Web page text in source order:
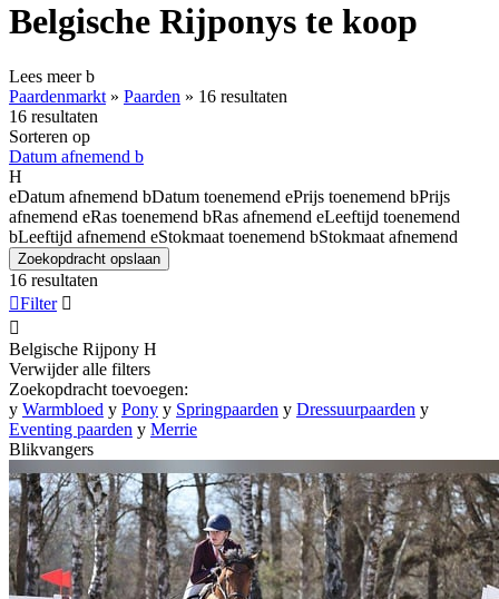
Belgische Rijponys te koop
Lees meerb
Paardenmarkt » Paarden » 16 resultaten
16 resultaten
Sorteren op
Datum afnemend b
H
eDatum afnemend bDatum toenemend ePrijs toenemend bPrijs
afnemend eRas toenemend bRas afnemend eLeeftijd toenemend
bLeeftijd afnemend eStokmaat toenemend bStokmaat afnemend
Zoekopdracht opslaan
16 resultaten
Filter 

Belgische Rijpony H
Verwijder alle filters
Zoekopdracht toevoegen:
y Warmbloed y Pony y Springpaarden y Dressuurpaarden y
Eventing paarden y Merrie
Blikvangers